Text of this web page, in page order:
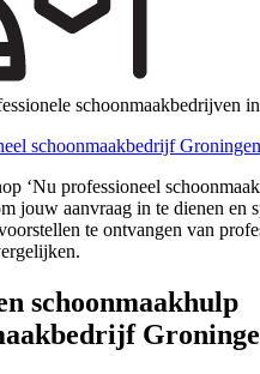
schoonmaakbedrijven
schoonmaakbedrijf
‘Nu professioneel
jouw aanvraag in te dienen en
te ontvangen van
schoonmaakhulp